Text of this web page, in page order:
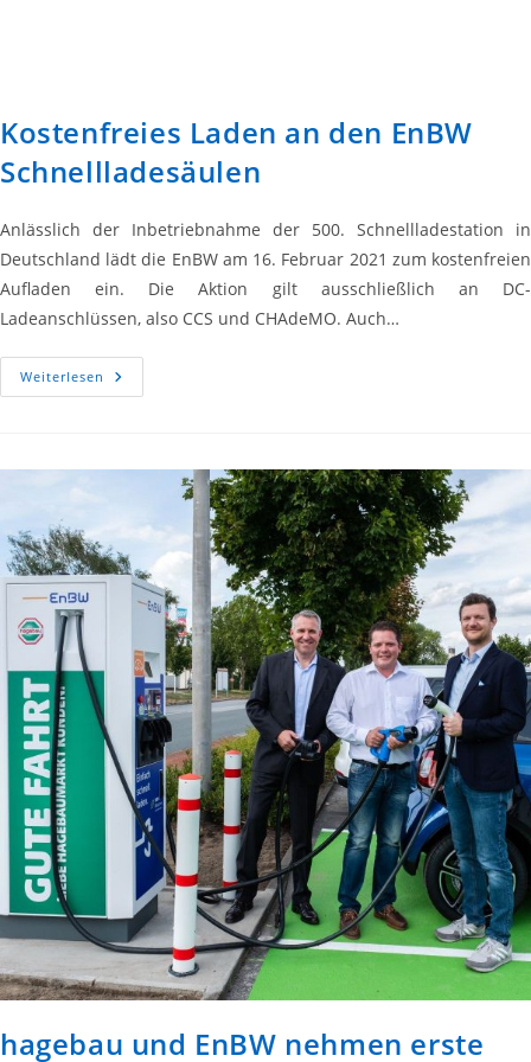
Kostenfreies Laden an den EnBW
Schnellladesäulen
Anlässlich der Inbetriebnahme der 500. Schnellladestation in
Deutschland lädt die EnBW am 16. Februar 2021 zum kostenfreien
Aufladen ein. Die Aktion gilt ausschließlich an DC-
Ladeanschlüssen, also CCS und CHAdeMO. Auch…
Weiterlesen Kostenfreies
Laden
hagebau und EnBW nehmen erste